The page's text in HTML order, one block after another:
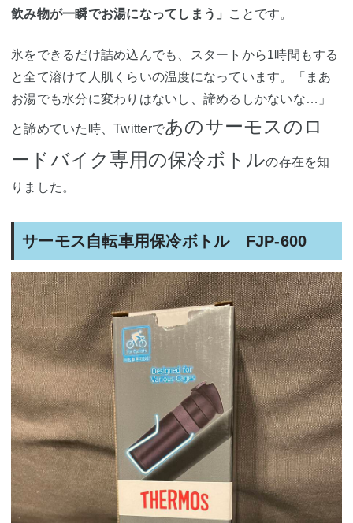
飲み物が一瞬でお湯になってしまう」
ことです。
氷をできるだけ詰め込んでも、スタートから1時間もする
と全て溶けて人肌くらいの温度になっています。「まあ
お湯でも水分に変わりはないし、諦めるしかないな…」
と諦めていた時、Twitterであのサーモスのロ
ードバイク専用の保冷ボトルの存在を知
りました。
サーモス自転車用保冷ボトル FJP-600